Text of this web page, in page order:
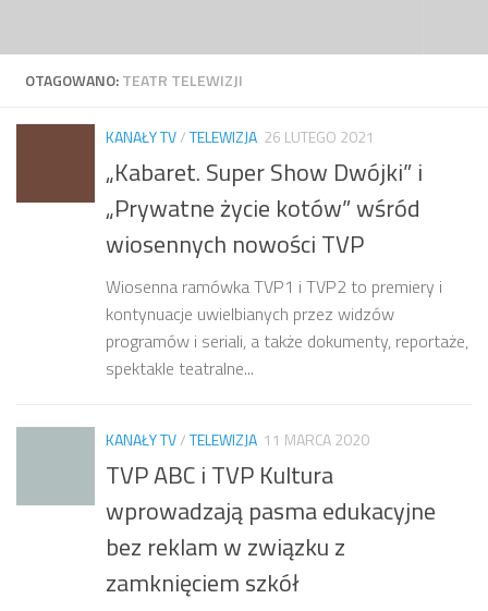
OTAGOWANO:TEATR TELEWIZJI
KANAŁY TV/TELEWIZJA 26 LUTEGO 2021
„Kabaret. Super Show Dwójki” i
„Prywatne życie kotów” wśród
wiosennych nowości TVP
Wiosenna ramówka TVP1 i TVP2 to premiery i
kontynuacje uwielbianych przez widzów
programów i seriali, a także dokumenty, reportaże,
spektakle teatralne...
KANAŁY TV/TELEWIZJA 11 MARCA 2020
TVP ABC i TVP Kultura
wprowadzają pasma edukacyjne
bez reklam w związku z
zamknięciem szkół